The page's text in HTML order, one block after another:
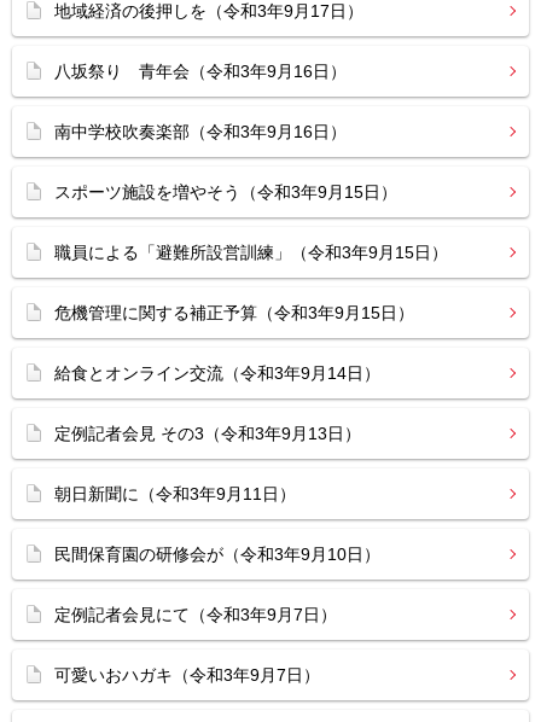
地域経済の後押しを（令和3年9月17日）
八坂祭り 青年会（令和3年9月16日）
南中学校吹奏楽部（令和3年9月16日）
スポーツ施設を増やそう（令和3年9月15日）
職員による「避難所設営訓練」（令和3年9月15日）
危機管理に関する補正予算（令和3年9月15日）
給食とオンライン交流（令和3年9月14日）
定例記者会見 その3（令和3年9月13日）
朝日新聞に（令和3年9月11日）
民間保育園の研修会が（令和3年9月10日）
定例記者会見にて（令和3年9月7日）
可愛いおハガキ（令和3年9月7日）